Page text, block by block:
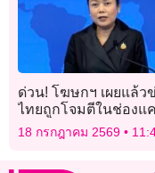
ด่วน! โฆษกฯ เผยแล้ว
ไทยถูกโจมตีในช่องแ
มุซ เป็นเรือสัญชาติไท
18 กรกฎาคม 2569